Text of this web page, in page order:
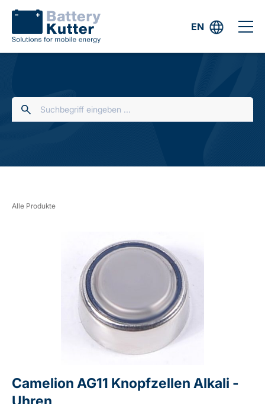
EN
Alle Produkte
Camelion AG11 Knopfzellen Alkali -